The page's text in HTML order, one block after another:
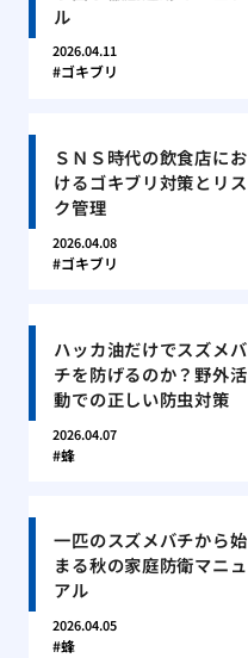
ル
2026.04.11
ゴキブリ
ＳＮＳ時代の飲食店にお
けるゴキブリ対策とリス
ク管理
2026.04.08
ゴキブリ
ハッカ油だけでスズメバ
チを防げるのか？野外活
動での正しい防虫対策
2026.04.07
蜂
一匹のスズメバチから始
まる秋の家庭防衛マニュ
アル
2026.04.05
蜂